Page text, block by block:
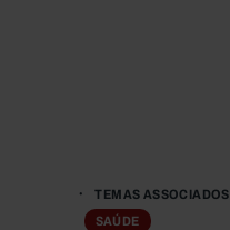
TEMAS ASSOCIADOS
SAÚDE